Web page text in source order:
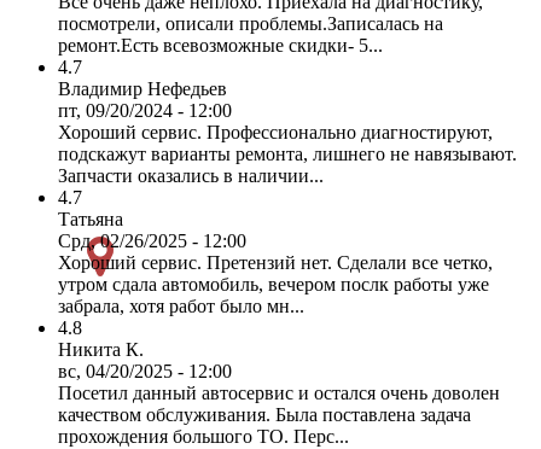
посмотрели, описали проблемы.Записалась на
ремонт.Есть всевозможные скидки- 5...
4.7
Владимир Нефедьев
пт, 09/20/2024 - 12:00
Хороший сервис. Профессионально диагностируют,
подскажут варианты ремонта, лишнего не навязывают.
Запчасти оказались в наличии...
4.7
Татьяна
Срд, 02/26/2025 - 12:00
Хороший сервис. Претензий нет. Сделали все четко,
утром сдала автомобиль, вечером послк работы уже
забрала, хотя работ было мн...
4.8
Никита К.
вс, 04/20/2025 - 12:00
Посетил данный автосервис и остался очень доволен
качеством обслуживания. Была поставлена задача
прохождения большого ТО. Перс...